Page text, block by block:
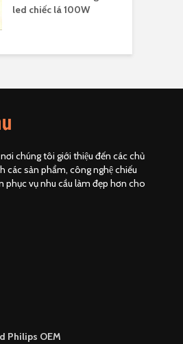
led chiếc lá 100W
chúng tôi giới thiệu đến các chủ
các sản phẩm, công nghệ chiếu
phục vụ nhu cầu làm đẹp hơn cho
Philips OEM